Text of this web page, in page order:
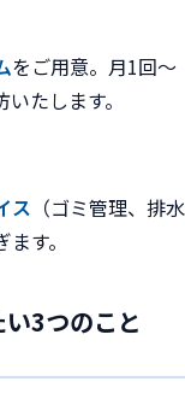
をご用意。月1回〜
たします。
ス （ゴミ管理、排水
す。
3つのこと